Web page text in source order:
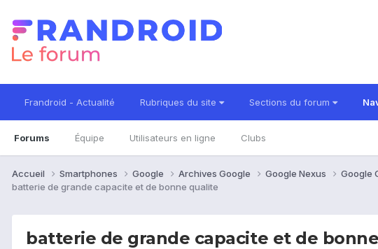
Frandroid - Actualité Rubriques du site Sections du forum
Forums Équipe Utilisateurs en ligne Clubs
Accueil Smartphones Google Archives Google Google Nexus Google
batterie de grande capacite et de bonne qualite
batterie de grande capacite et de